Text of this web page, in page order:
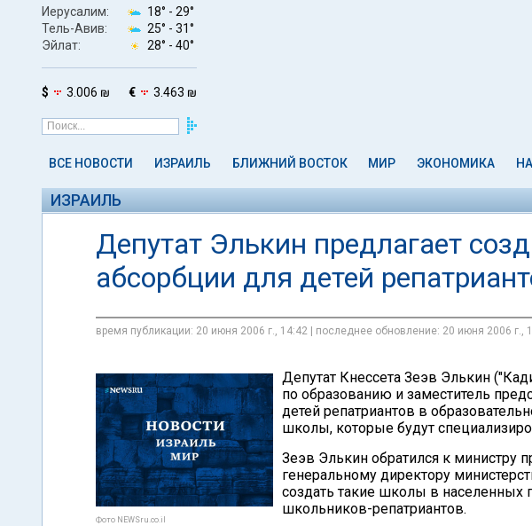
Иерусалим: 18° - 29°
Тель-Авив:
25° - 31°
Эйлат:
28° - 40°
$ 3.006 ₪ € 3.463 ₪
ВСЕ НОВОСТИ ИЗРАИЛЬ БЛИЖНИЙ ВОСТОК МИР ЭКОНОМИКА
ИЗРАИЛЬ
Депутат Элькин предлагает
абсорбции для детей
время публикации: 20 июня 2006 г., 14:42 | последнее обновление: 20 июня 2006 г.,
Фото NEWSru.co.il
Депутат Кнессета Зеэв Элькин
по образованию и заместитель
детей репатриантов в
школы, которые будут
Зеэв Элькин обратился к министру
генеральному директору
создать такие школы в населенных
школьников-репатриантов.